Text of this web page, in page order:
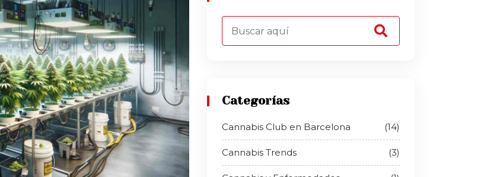
Categorías
Cannabis Club en Barcelona (14)
Cannabis Trends (3)